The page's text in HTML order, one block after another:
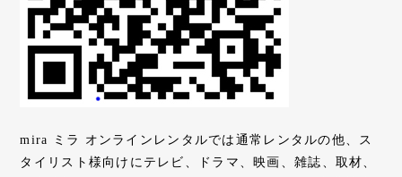
mira ミラ オンラインレンタルでは通常レンタルの他、ス
タイリスト様向けにテレビ、ドラマ、映画、雑誌、取材、